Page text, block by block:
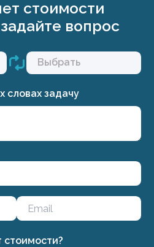
стоимости
вопрос
словах задачу
стоимости?